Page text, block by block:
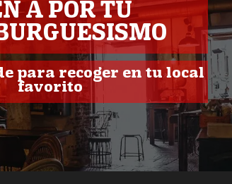
A POR TU
para recoger en tu local
favorito